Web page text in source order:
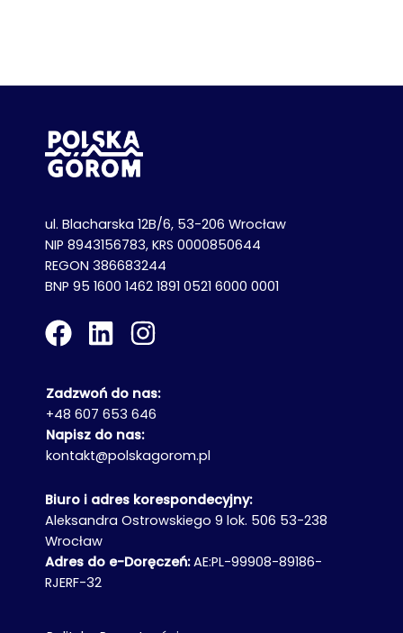
ul. Blacharska 12B/6, 53-206 Wrocław
NIP 8943156783, KRS 0000850644
REGON 386683244
BNP 95 1600 1462 1891 0521 6000 0001
Zadzwoń do nas:
+48 607 653 646
Napisz do nas:
kontakt@polskagorom.pl
Biuro i adres korespondecyjny:
Aleksandra Ostrowskiego 9 lok. 506 53-238
Wrocław
Adres do e-Doręczeń:AE:PL-99908-89186-
RJERF-32